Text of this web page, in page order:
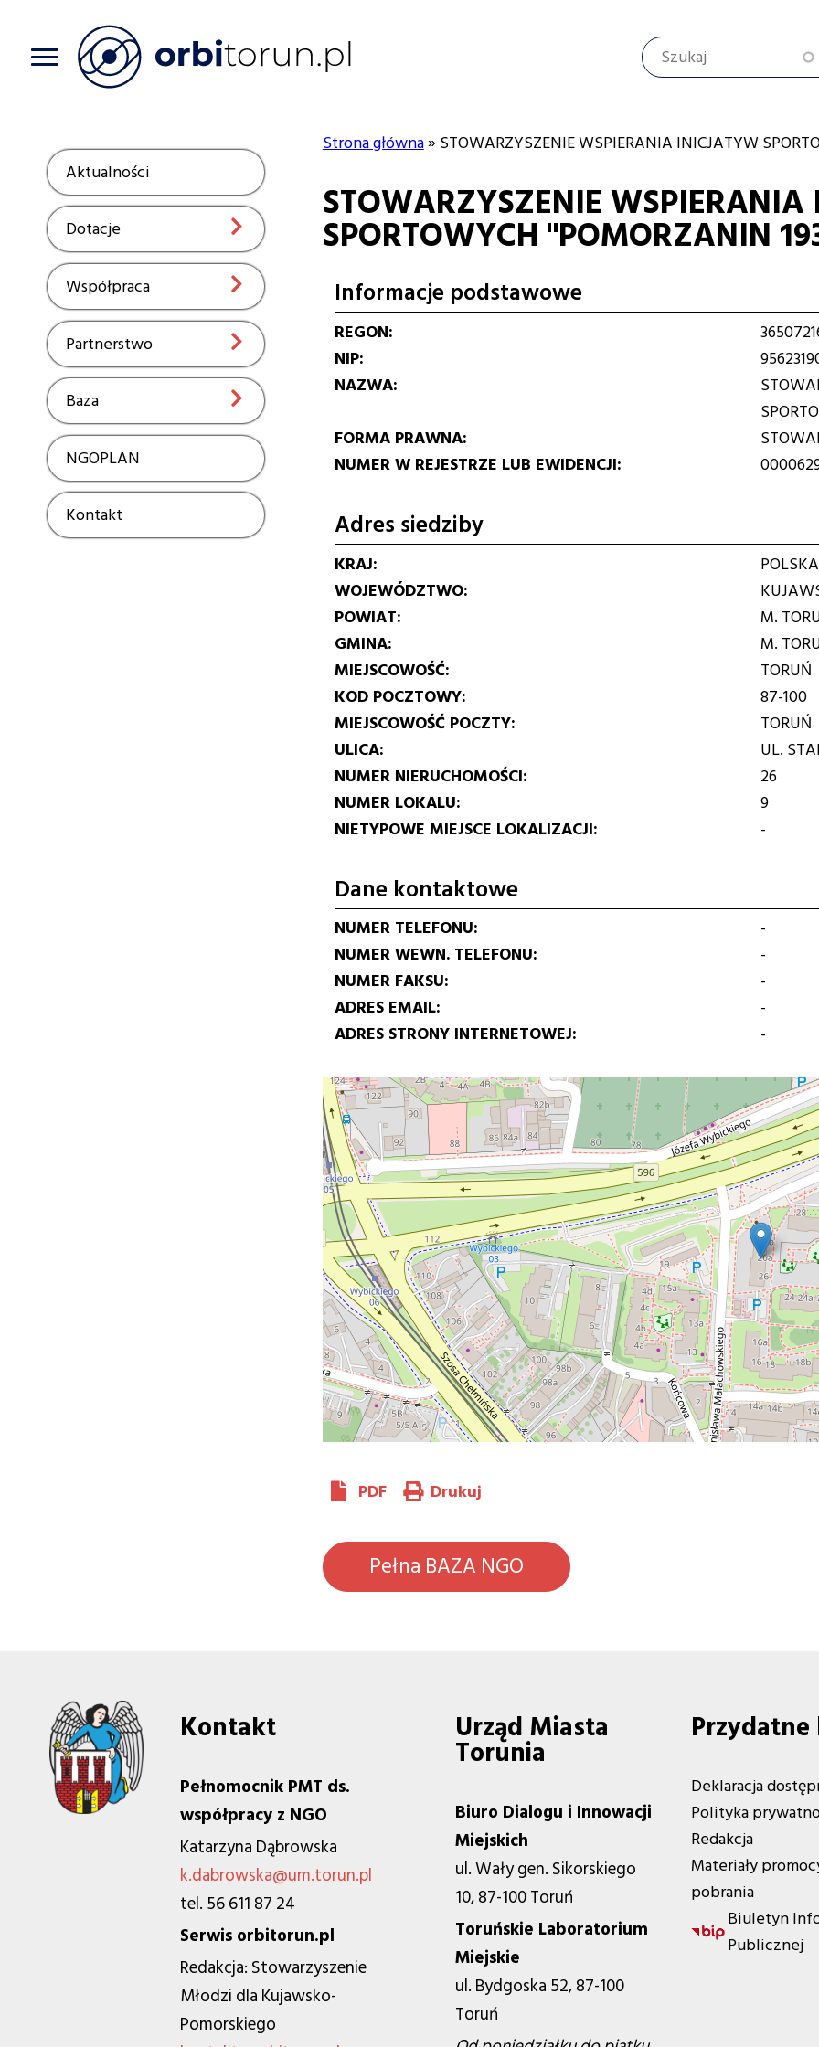
Szukaj
Aktualności Show
Dotacje Show
Współpraca Show
Partnerstwo Show
Baza Show
NGOPLAN Show
Kontakt Show
nawigacyjna
Strona główna STOWARZYSZENIE WSPIERANIA INICJATYW
STOWARZYSZENIE
SPORTOWYCH "POMORZANIN
Informacje podstawowe
REGON
NIP
NAZWA
FORMA PRAWNA
NUMER W REJESTRZE LUB EWIDENCJI
Adres siedziby
KRAJ
POLSKA
WOJEWÓDZTWO
POWIAT
M.
GMINA
M.
MIEJSCOWOŚĆ
TORUŃ
KOD POCZTOWY
87-100
MIEJSCOWOŚĆ POCZTY
TORUŃ
ULICA
UL.
NUMER NIERUCHOMOŚCI
26
NUMER LOKALU
9
NIETYPOWE MIEJSCE LOKALIZACJI
-
Dane kontaktowe
NUMER TELEFONU
-
NUMER WEWN. TELEFONU
-
NUMER FAKSU
-
ADRES EMAIL
-
ADRES STRONY INTERNETOWEJ
-
PDF Drukuj
Pełna BAZA NGO
Kontakt
Pełnomocnik PMT ds.
współpracy z NGO
Katarzyna Dąbrowska
k.dabrowska@um.torun.pl
tel. 56 611 87 24
Serwis orbitorun.pl
Redakcja: Stowarzyszenie
Młodzi dla Kujawsko-
Pomorskiego
Urząd Miasta
Torunia
Biuro Dialogu i Innowacji
Miejskich
ul. Wały gen. Sikorskiego
10, 87-100 Toruń
Toruńskie Laboratorium
Miejskie
ul. Bydgoska 52, 87-100
Toruń
Deklaracja
Polityka
Redakcja
Materiały
pobrania
Biuletyn
Publicznej